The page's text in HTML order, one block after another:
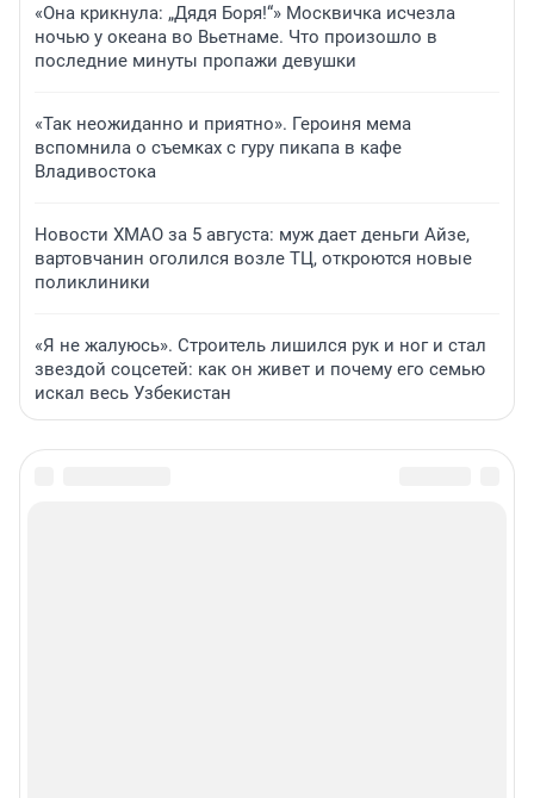
«Она крикнула: „Дядя Боря!“» Москвичка исчезла
ночью у океана во Вьетнаме. Что произошло в
последние минуты пропажи девушки
«Так неожиданно и приятно». Героиня мема
вспомнила о съемках с гуру пикапа в кафе
Владивостока
Новости ХМАО за 5 августа: муж дает деньги Айзе,
вартовчанин оголился возле ТЦ, откроются новые
поликлиники
«Я не жалуюсь». Строитель лишился рук и ног и стал
звездой соцсетей: как он живет и почему его семью
искал весь Узбекистан